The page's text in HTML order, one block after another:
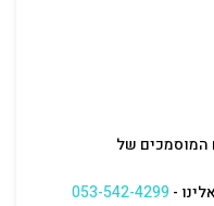
המוסמכים של
-
053-542-4299